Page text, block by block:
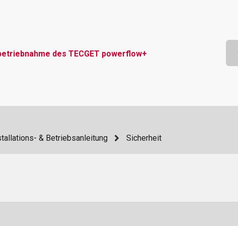
des TECGET powerflow+
& Betriebsanleitung Sicherheit